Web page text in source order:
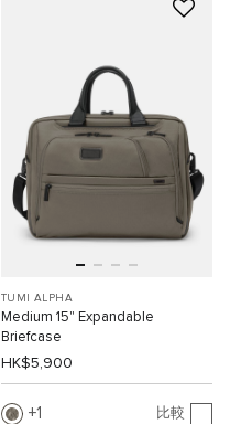
TUMI ALPHA
Medium 15" Expandable
Briefcase
HK$5,900
1 比較